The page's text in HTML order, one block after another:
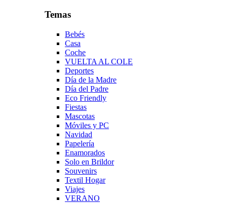
Temas
Bebés
Casa
Coche
VUELTA AL COLE
Deportes
Día de la Madre
Día del Padre
Eco Friendly
Fiestas
Mascotas
Móviles y PC
Navidad
Papelería
Enamorados
Solo en Brildor
Souvenirs
Textil Hogar
Viajes
VERANO